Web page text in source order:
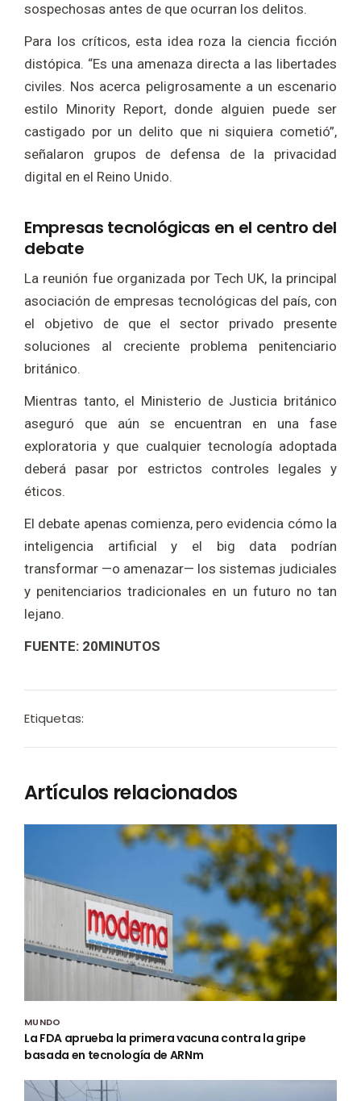
sospechosas antes de que ocurran los delitos.
Para los críticos, esta idea roza la ciencia ficción
distópica. “Es una amenaza directa a las libertades
civiles. Nos acerca peligrosamente a un escenario
estilo Minority Report, donde alguien puede ser
castigado por un delito que ni siquiera cometió”,
señalaron grupos de defensa de la privacidad
digital en el Reino Unido.
Empresas tecnológicas en el centro del
debate
La reunión fue organizada por Tech UK, la principal
asociación de empresas tecnológicas del país, con
el objetivo de que el sector privado presente
soluciones al creciente problema penitenciario
británico.
Mientras tanto, el Ministerio de Justicia británico
aseguró que aún se encuentran en una fase
exploratoria y que cualquier tecnología adoptada
deberá pasar por estrictos controles legales y
éticos.
El debate apenas comienza, pero evidencia cómo la
inteligencia artificial y el big data podrían
transformar —o amenazar— los sistemas judiciales
y penitenciarios tradicionales en un futuro no tan
lejano.
FUENTE: 20MINUTOS
Etiquetas:
Artículos relacionados
MUNDO
La FDA aprueba la primera vacuna contra la gripe
basada en tecnología de ARNm